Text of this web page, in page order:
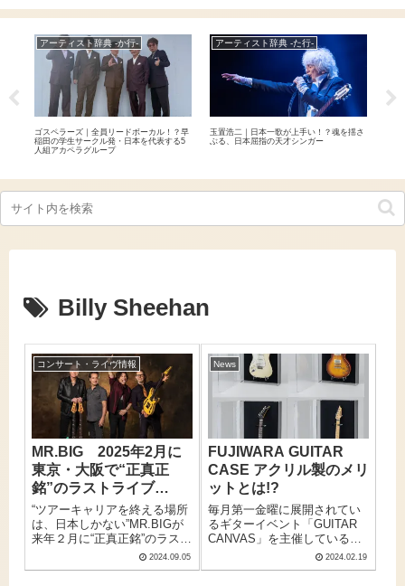
アーティスト辞典 -か行-
ゴスペラーズ｜全員リードボーカル！？早
稲田の学生サークル発・日本を代表する5
人組アカペラグループ
アーティスト辞典 -た行-
玉置浩二｜日本一歌が上手い！？魂を揺さ
ぶる、日本屈指の天才シンガー
Billy Sheehan
コンサート・ライヴ情報
MR.BIG 2025年2月に
東京・大阪で“正真正
銘”のラストライブ
「The BIG Finale！
Forever In Our
Hearts」決定！
“ツアーキャリアを終える場所
は、日本しかない”MR.BIGが
来年２月に“正真正銘”のラスト
ライブ「The BIG Finale！
Forever In Our Hearts」を開催
2024.09.05
News
FUJIWARA GUITAR
CASE アクリル製のメリ
ットとは!?
毎月第一金曜に展開されてい
るギターイベント「GUITAR
CANVAS」を主催しているこ
とでもお馴染み、FUJIWARA
GUITAR CASEが遂に独自設
2024.02.19